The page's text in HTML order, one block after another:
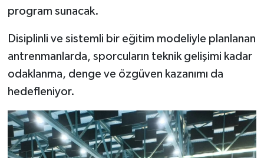
program sunacak.
Disiplinli ve sistemli bir eğitim modeliyle planlanan
antrenmanlarda, sporcuların teknik gelişimi kadar
odaklanma, denge ve özgüven kazanımı da
hedefleniyor.